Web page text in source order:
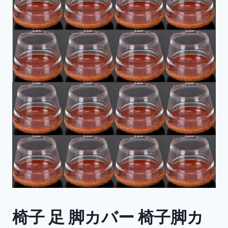
椅子 足 脚カバー 椅子脚カ